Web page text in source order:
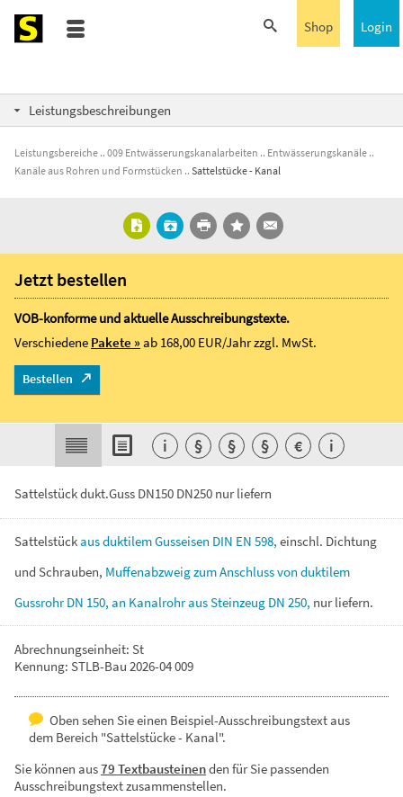
Login
Shop
Leistungsbeschreibungen
Leistungsbereiche 009 Entwässerungskanalarbeiten
Entwässerungskanäle
Kanäle aus Rohren und Formstücken
Sattelstücke - Kanal
Sattelstück dukt.Guss DN150 DN250 nur liefern
SattelstückausduktilemGusseisen DIN EN 598, einschl. Dichtung
und Schrauben, MuffenabzweigzumAnschlussvon duktilem
GussrohrDN 150, an KanalrohrausSteinzeug DN 250, nurliefern.
Abrechnungseinheit: St
Kennung: STLB-Bau 2026-04 009
Oben sehen Sie einen Beispiel-Ausschreibungstext aus
dem Bereich "Sattelstücke - Kanal".
Sie können aus79 Textbausteinenden für Sie passenden
Ausschreibungstext zusammenstellen.
Jetzt bestellen
VOB-konforme und aktuelle Ausschreibungstexte.
Verschiedene Pakete »ab 168,00 EUR/Jahrzzgl. MwSt.
Bestellen
i § § § € i